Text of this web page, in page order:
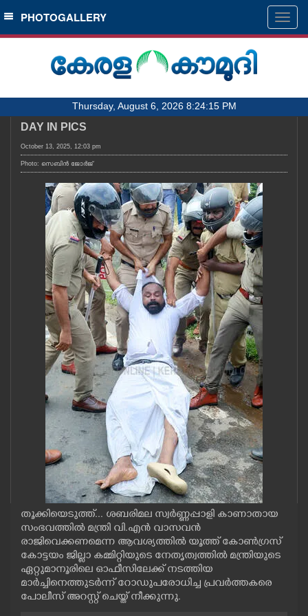
SECTIONS
HOME
NOTIFIED NEWS
KERALA
LOCAL
OBITUARY
NEWS 360
CASE DIARY
CINEMA
OPINION
PHOTOS
LIFESTYLE
SPIRITUAL
INFO+
ART
PHOTOGALLERY
Thursday, August 6, 2026 8:24:15 PM
DAY IN PICS
October 13, 2025, 12:03 pm
Photo: സെബിൻ ജോർജ്
തൂക്കിയെടുത്ത്... ശബരിമല സ്വർണ്ണപ്പാളി കാണാതായ
സംഭവത്തിൽ മന്ത്രി വി.എൻ വാസവൻ
രാജിവെക്കണമെന്ന ആവശ്യത്തിൽ യൂത്ത് കോൺഗ്രസ്
കോട്ടയം ജില്ലാ കമ്മിറ്റിയുടെ നേതൃത്വത്തിൽ മന്ത്രിയുടെ
ഏറ്റുമാനൂരിലെ ഓഫീസിലേക്ക് നടത്തിയ
മാർച്ചിനെത്തുടർന്ന് റോഡുപരോധിച്ച പ്രവർത്തകരെ
പോലീസ് അറസ്റ്റ് ചെയ്ത് നീക്കുന്നു.